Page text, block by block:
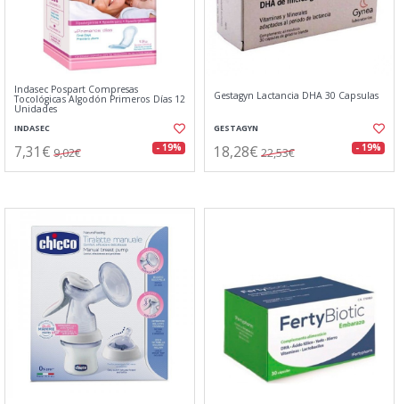
Indasec Pospart Compresas
Tocológicas Algodón Primeros Días 12
Unidades
INDASEC
7,31€ 9,02€ - 19%
Gestagyn Lactancia DHA 30 Capsulas
GESTAGYN
18,28€ 22,53€ - 19%